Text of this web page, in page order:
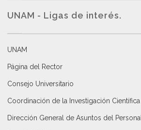
UNAM - Ligas de interés.
UNAM
Página del Rector
Consejo Universitario
Coordinación de la Investigación Científica
Dirección General de Asuntos del